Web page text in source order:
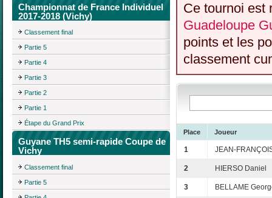
Championnat de France Individuel
2017-2018 (Vichy)
Classement final
Partie 5
Partie 4
Partie 3
Partie 2
Partie 1
Étape du Grand Prix
Guyane TH5 semi-rapide Coupe de
Vichy
Classement final
Partie 5
Ce tournoi est
Guadeloupe
points et les
classement
Place Joueur
1 JEAN-
2 HIERSO Daniel
3 BELLAME